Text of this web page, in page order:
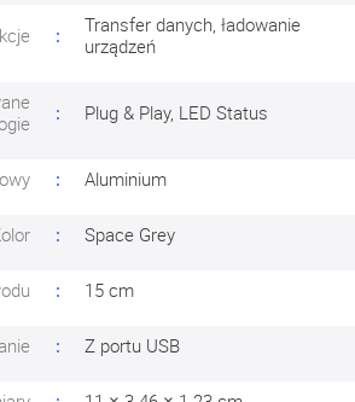
Transfer danych, ładowanie
urządzeń
Plug & Play, LED Status
Aluminium
Space Grey
15 cm
Z portu USB